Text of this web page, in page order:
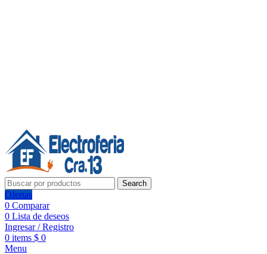
Search
Ofertas
0 Comparar
0 Lista de deseos
Ingresar / Registro
0 items $ 0
Menu